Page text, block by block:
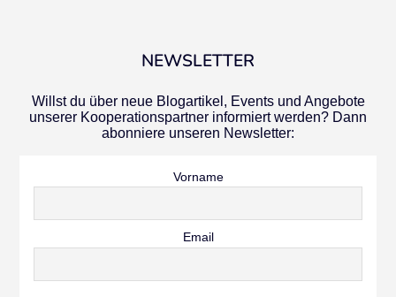
NEWSLETTER
Willst du über neue Blogartikel, Events und Angebote
unserer Kooperationspartner informiert werden? Dann
abonniere unseren Newsletter:
Vorname
Email